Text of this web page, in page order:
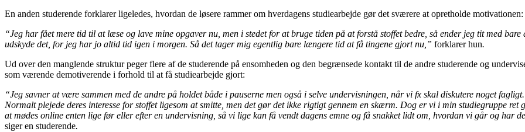
En anden studerende forklarer ligeledes, hvordan de løsere rammer om hverdagens studiearbejde gør det sværere at opretholde motivationen:
“Jeg har fået mere tid til at læse og lave mine opgaver nu, men i stedet for at bruge tiden på at forstå stoffet bedre, så ender jeg tit med bare
udskyde det, for jeg har jo altid tid igen i morgen. Så det tager mig egentlig bare længere tid at få tingene gjort nu,” forklarer hun.
Ud over den manglende struktur peger flere af de studerende på ensomheden og den begrænsede kontakt til de andre studerende og
som værende demotiverende i forhold til at få studiearbejde gjort:
“Jeg savner at være sammen med de andre på holdet både i pauserne men også i selve undervisningen, når vi fx skal diskutere noget fagligt.
Normalt plejede deres interesse for stoffet ligesom at smitte, men det gør det ikke rigtigt gennem en skærm. Dog er vi i min studiegruppe ret
at mødes online enten lige før eller efter en undervisning, så vi lige kan få vendt dagens emne og få snakket lidt om, hvordan vi går og har
siger en studerende.